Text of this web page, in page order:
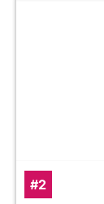
#2